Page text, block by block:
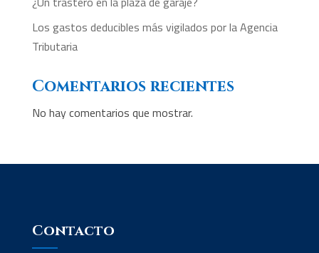
Los gastos deducibles más vigilados por la Agencia
Tributaria
Comentarios recientes
No hay comentarios que mostrar.
Contacto